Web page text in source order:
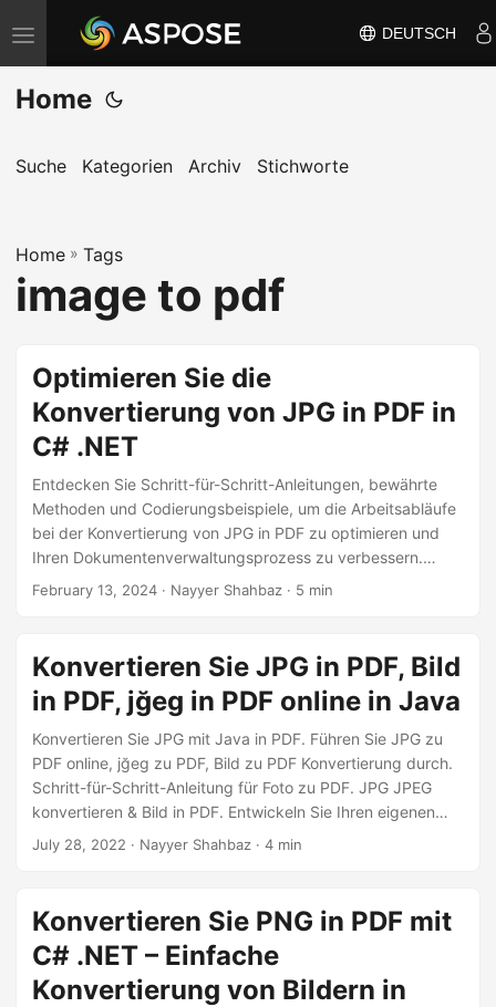
N
a
v
g
i
o
n
m
DEUTSCH
Home
Suche Kategorien Archiv Stichworte
Home » Tags
image to pdf
Optimieren Sie die
Konvertierung von JPG in PDF in
C# .NET
Entdecken Sie Schritt-für-Schritt-Anleitungen, bewährte
Methoden und Codierungsbeispiele, um die Arbeitsabläufe
bei der Konvertierung von JPG in PDF zu optimieren und
Ihren Dokumentenverwaltungsprozess zu verbessern.
Nahtlose Konvertierung von JPG in PDF mithilfe der .NET
February 13, 2024 · Nayyer Shahbaz · 5 min
Konvertieren Sie JPG in PDF, Bild
in PDF, jğeg in PDF online in Java
Konvertieren Sie JPG mit Java in PDF. Führen Sie JPG zu
PDF online, jğeg zu PDF, Bild zu PDF Konvertierung durch.
Schritt-für-Schritt-Anleitung für Foto zu PDF. JPG JPEG
konvertieren & Bild in PDF. Entwickeln Sie Ihren eigenen
Bild-zu-PDF-Konverter mit der REST-API
July 28, 2022 · Nayyer Shahbaz · 4 min
Konvertieren Sie PNG in PDF mit
C# .NET – Einfache
Konvertierung von Bildern in